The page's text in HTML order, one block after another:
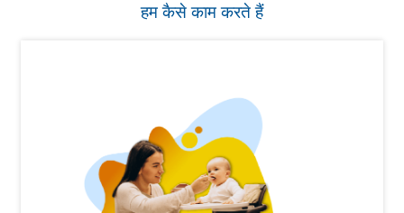
हम कैसे काम करते हैं